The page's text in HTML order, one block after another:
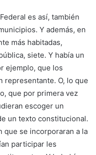
es así, también
Y además, en
más habitadas,
siete. Y había un
ejemplo, que los
representante. O, lo que
que por primera vez
escoger un
un texto constitucional.
que se incorporaran a la
participar les